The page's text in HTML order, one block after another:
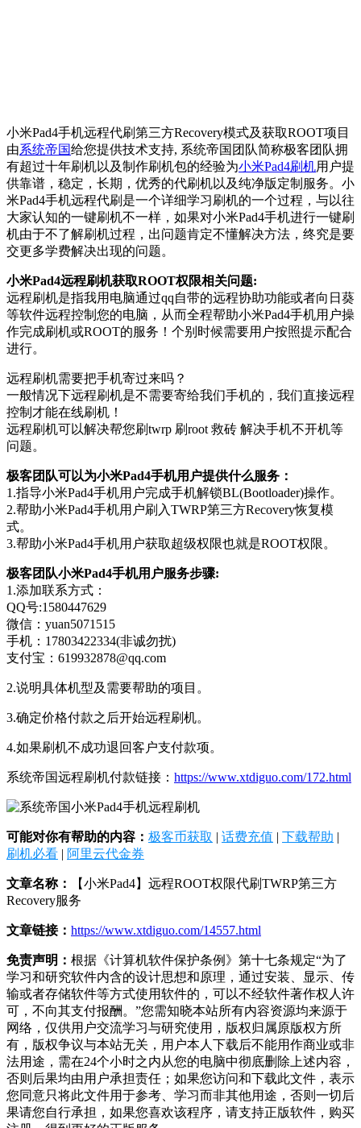
小米Pad4手机远程代刷第三方Recovery模式及获取ROOT项目
由系统帝国给您提供技术支持, 系统帝国团队简称极客团队拥
有超过十年刷机以及制作刷机包的经验为小米Pad4刷机用户提
供靠谱，稳定，长期，优秀的代刷机以及纯净版定制服务。小
米Pad4手机远程代刷是一个详细学习刷机的一个过程，与以往
大家认知的一键刷机不一样，如果对小米Pad4手机进行一键刷
机由于不了解刷机过程，出问题肯定不懂解决方法，终究是要
交更多学费解决出现的问题。
小米Pad4远程刷机获取ROOT权限相关问题:
远程刷机是指我用电脑通过qq自带的远程协助功能或者向日葵
等软件远程控制您的电脑，从而全程帮助小米Pad4手机用户操
作完成刷机或ROOT的服务！个别时候需要用户按照提示配合
进行。
远程刷机需要把手机寄过来吗？
一般情况下远程刷机是不需要寄给我们手机的，我们直接远程
控制才能在线刷机！
远程刷机可以解决帮您刷twrp 刷root 救砖 解决手机不开机等
问题。
极客团队可以为小米Pad4手机用户提供什么服务：
1.指导小米Pad4手机用户完成手机解锁BL(Bootloader)操作。
2.帮助小米Pad4手机用户刷入TWRP第三方Recovery恢复模
式。
3.帮助小米Pad4手机用户获取超级权限也就是ROOT权限。
极客团队小米Pad4手机用户服务步骤:
1.添加联系方式：
QQ号:1580447629
微信：yuan5071515
手机：17803422334(非诚勿扰)
支付宝：619932878@qq.com
2.说明具体机型及需要帮助的项目。
3.确定价格付款之后开始远程刷机。
4.如果刷机不成功退回客户支付款项。
系统帝国远程刷机付款链接： https://www.xtdiguo.com/172.html
可能对你有帮助的内容： 极客币获取 | 话费充值 | 下载帮助 |
刷机必看 | 阿里云代金券
文章名称：
【小米Pad4】远程ROOT权限代刷TWRP第三方
Recovery服务
文章链接： https://www.xtdiguo.com/14557.html
免责声明： 根据《计算机软件保护条例》第十七条规定“为了
学习和研究软件内含的设计思想和原理，通过安装、显示、传
输或者存储软件等方式使用软件的，可以不经软件著作权人许
可，不向其支付报酬。”您需知晓本站所有内容资源均来源于
网络，仅供用户交流学习与研究使用，版权归属原版权方所
有，版权争议与本站无关，用户本人下载后不能用作商业或非
法用途，需在24个小时之内从您的电脑中彻底删除上述内容，
否则后果均由用户承担责任；如果您访问和下载此文件，表示
您同意只将此文件用于参考、学习而非其他用途，否则一切后
果请您自行承担，如果您喜欢该程序，请支持正版软件，购买